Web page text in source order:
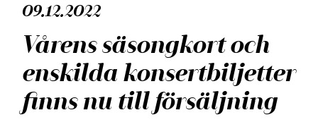
09.12.2022
Vårens säsongkort och
enskilda konsertbiljetter
finns nu till försäljning